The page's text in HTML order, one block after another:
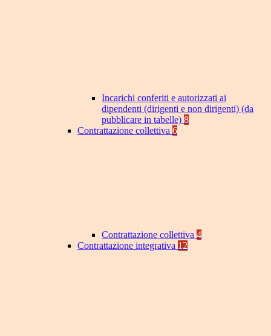
Incarichi conferiti e autorizzati ai
dipendenti (dirigenti e non dirigenti) (da
pubblicare in tabelle) 8
Contrattazione collettiva 6
Contrattazione collettiva 4
Contrattazione integrativa 12